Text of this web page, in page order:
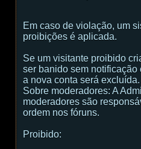
Em caso de violação, um
proibições é aplicada.
Se um visitante proibido
ser banido sem notificação
a nova conta será excluída.
Sobre moderadores: A
moderadores são
ordem nos fóruns.
Proibido: